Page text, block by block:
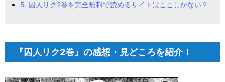
5. 囚人リク2巻を完全無料で読めるサイトはここしかない？
『囚人リク2巻』の感想・見どころを紹介！